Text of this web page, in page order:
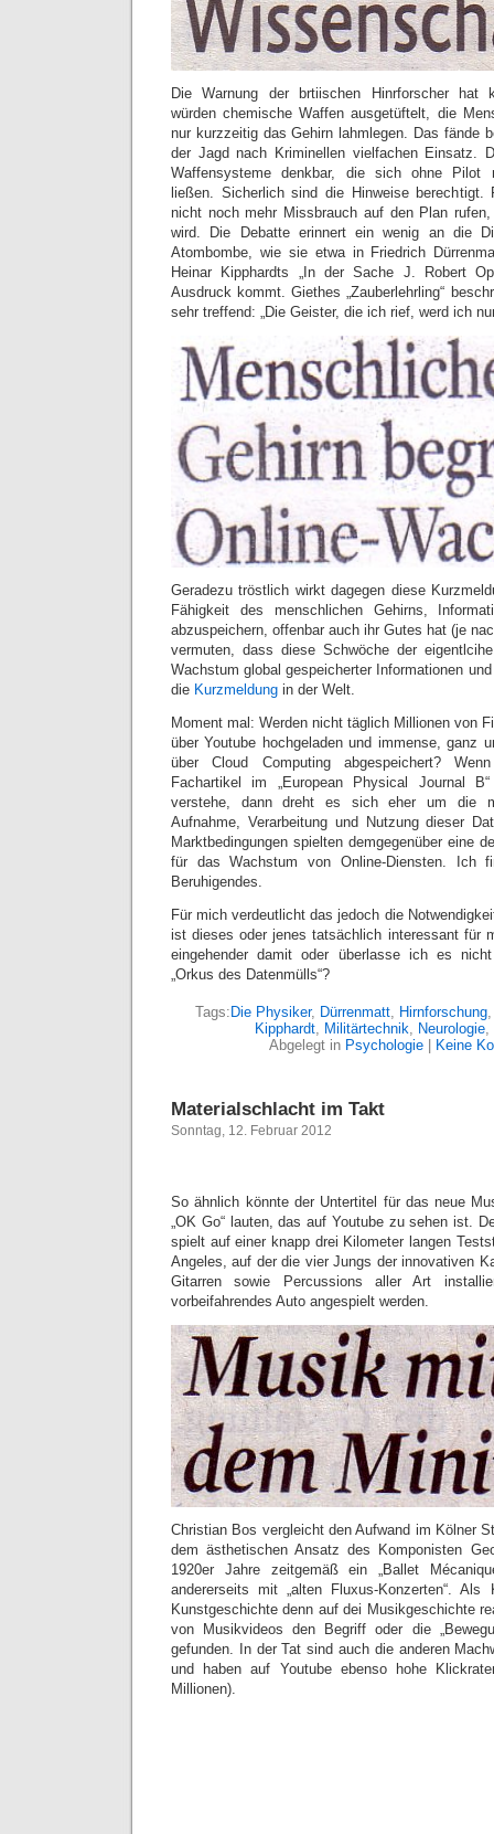
Die Warnung der brtiischen Hinrforscher hat
würden chemische Waffen ausgetüftelt, die
nur kurzzeitig das Gehirn lahmlegen. Das fände
der Jagd nach Kriminellen vielfachen Einsatz.
Waffensysteme denkbar, die sich ohne Pilot
ließen. Sicherlich sind die Hinweise
nicht noch mehr Missbrauch auf den Plan
wird. Die Debatte erinnert ein wenig an die
Atombombe, wie sie etwa in Friedrich
Heinar Kipphardts „In der Sache J. Robert
Ausdruck kommt. Giethes „Zauberlehrling“
sehr treffend: „Die Geister, die ich rief, werd ich
Geradezu tröstlich wirkt dagegen diese
Fähigkeit des menschlichen Gehirns,
abzuspeichern, offenbar auch ihr Gutes hat (je
vermuten, dass diese Schwöche der
Wachstum global gespeicherter Informationen
die Kurzmeldung in der Welt.
Moment mal: Werden nicht täglich Millionen von
über Youtube hochgeladen und immense, ganz
über Cloud Computing abgespeichert?
Fachartikel im „European Physical Journal
verstehe, dann dreht es sich eher um die
Aufnahme, Verarbeitung und Nutzung dieser
Marktbedingungen spielten demgegenüber eine
für das Wachstum von Online-Diensten. Ich
Beruhigendes.
Für mich verdeutlicht das jedoch die
ist dieses oder jenes tatsächlich interessant für
eingehender damit oder überlasse ich es
„Orkus des Datenmülls“?
Tags: Die Physiker, Dürrenmatt, Hirnforschung
Kipphardt, Militärtechnik, Neurologie,
Abgelegt in Psychologie| Keine
Materialschlacht im Takt
Sonntag, 12. Februar 2012
So ähnlich könnte der Untertitel für das neue
„OK Go“ lauten, das auf Youtube zu sehen ist.
spielt auf einer knapp drei Kilometer langen
Angeles, auf der die vier Jungs der innovativen
Gitarren sowie Percussions aller Art
vorbeifahrendes Auto angespielt werden.
Christian Bos vergleicht den Aufwand im Kölner
dem ästhetischen Ansatz des Komponisten
1920er Jahre zeitgemäß ein „Ballet
andererseits mit „alten Fluxus-Konzerten“.
Kunstgeschichte denn auf dei Musikgeschichte
von Musikvideos den Begriff oder die
gefunden. In der Tat sind auch die anderen
und haben auf Youtube ebenso hohe
Millionen).